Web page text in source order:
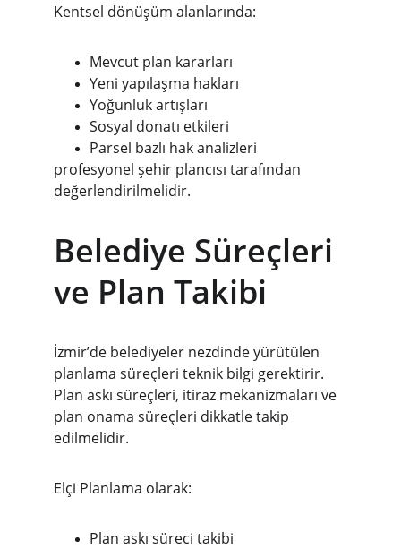
Kentsel dönüşüm alanlarında:
Mevcut plan kararları
Yeni yapılaşma hakları
Yoğunluk artışları
Sosyal donatı etkileri
Parsel bazlı hak analizleri
profesyonel şehir plancısı tarafından
değerlendirilmelidir.
Belediye Süreçleri
ve Plan Takibi
İzmir’de belediyeler nezdinde yürütülen
planlama süreçleri teknik bilgi gerektirir.
Plan askı süreçleri, itiraz mekanizmaları ve
plan onama süreçleri dikkatle takip
edilmelidir.
Elçi Planlama olarak:
Plan askı süreci takibi